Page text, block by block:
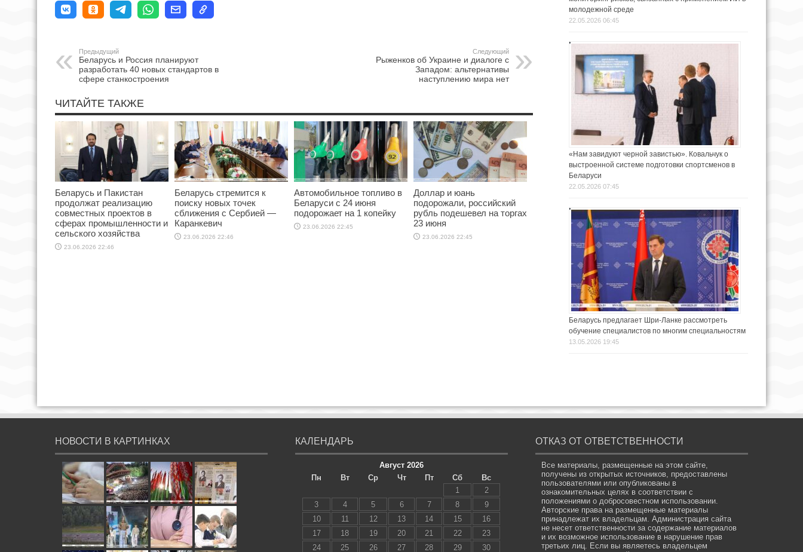
Предыдущий
Беларусь и Россия планируют
разработать 40 новых стандартов в
сфере станкостроения
Следующий
Рыженков об Украине и диалоге с
Западом: альтернативы
наступлению мира нет
ЧИТАЙТЕ ТАКЖЕ
Беларусь и Пакистан
продолжат реализацию
совместных проектов в
сферах промышленности и
сельского хозяйства
23.06.2026 22:46
Беларусь стремится к
поиску новых точек
сближения с Сербией —
Каранкевич
23.06.2026 22:46
Автомобильное топливо в
Беларуси с 24 июня
подорожает на 1 копейку
23.06.2026 22:45
Доллар и юань
подорожали, российский
рубль подешевел на торгах
23 июня
23.06.2026 22:45
молодежной среде
22.05.2026 06:45
«Нам завидуют черной завистью». Ковальчук о
выстроенной системе подготовки спортсменов в
Беларуси
22.05.2026 07:45
Беларусь предлагает Шри-Ланке рассмотреть
обучение специалистов по многим специальностям
13.05.2026 19:45
НОВОСТИ В КАРТИНКАХ КАЛЕНДАРЬ
Август 2026
Пн
Вт Ср Чт Пт Сб
Вс
1
2
3
4 5 6 7 8
9
10
11 12 13 14 15
16
17
18 19 20 21 22
23
24
25 26 27 28 29 30
ОТКАЗ ОТ ОТВЕТСТВЕННОСТИ
Все материалы, размещенные на этом сайте,
получены из открытых источников, предоставлены
пользователями или опубликованы в
ознакомительных целях в соответствии с
положениями о добросовестном использовании.
Авторские права на размещенные материалы
принадлежат их владельцам. Администрация сайта
не несет ответственности за содержание материалов
и их возможное использование в нарушение прав
третьих лиц. Если вы являетесь владельцем